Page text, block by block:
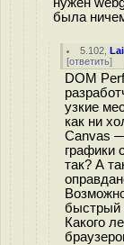
была
5.102 ,
[ответить]
DOM
узкие
как ни
Canvas
графики
так? А
быстрый
Какого